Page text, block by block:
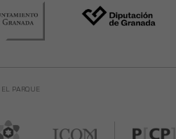
EL PARQUE